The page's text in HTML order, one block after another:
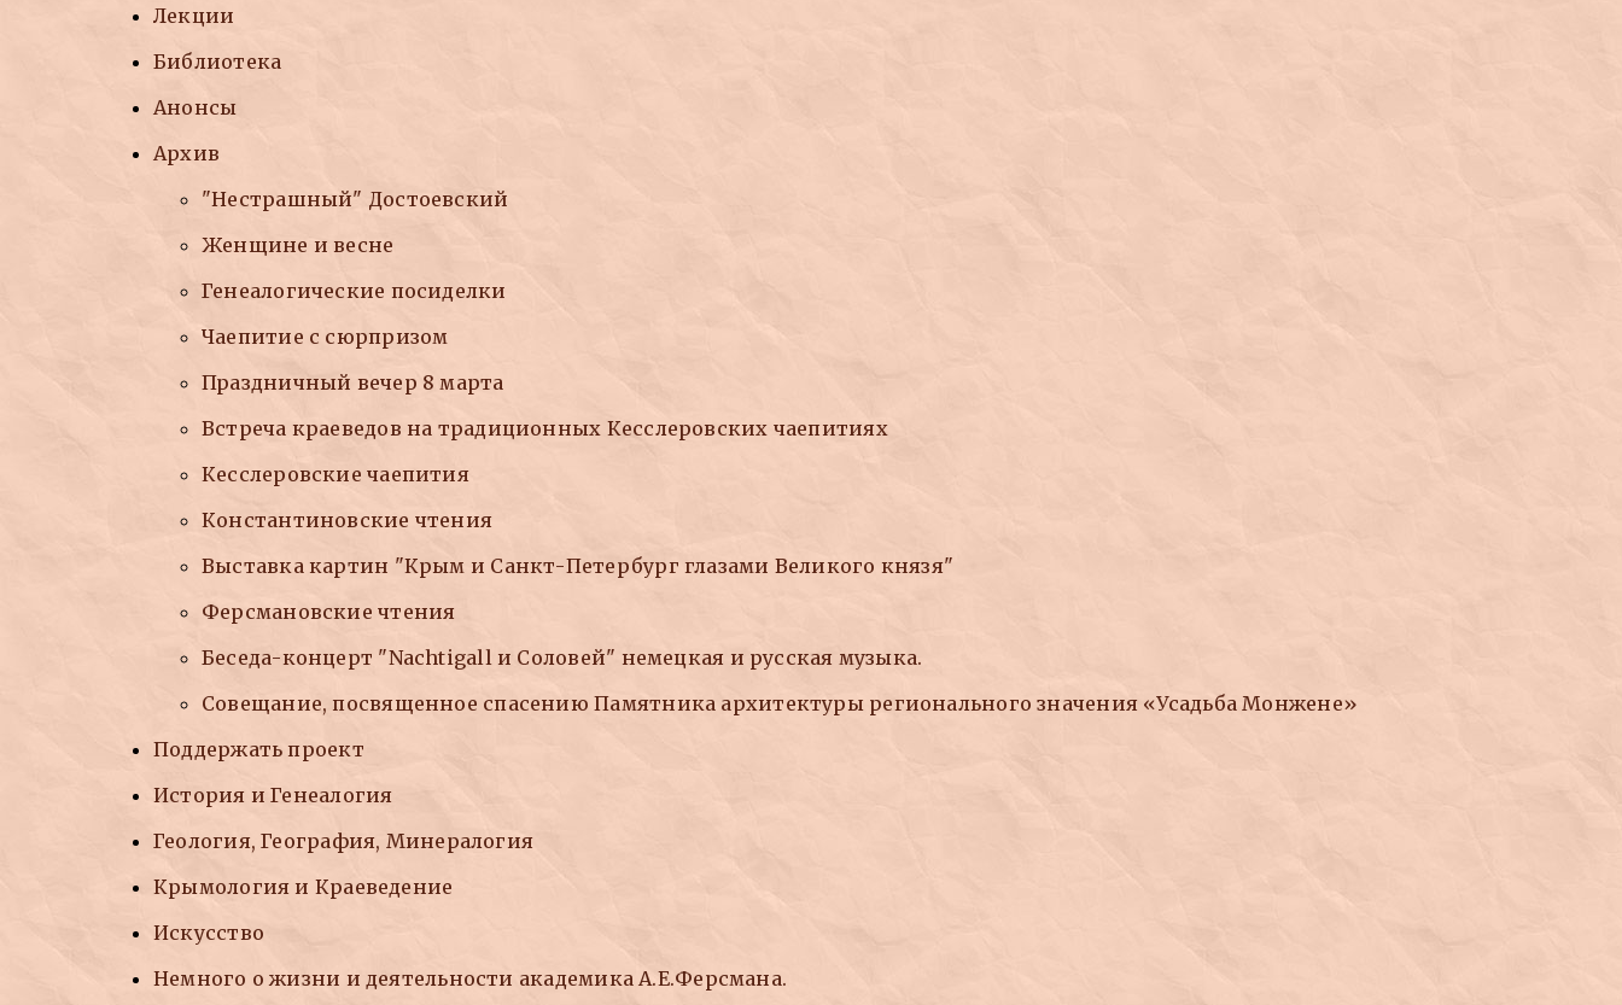
Лекции
Библиотека
Анонсы
Архив
"Нестрашный" Достоевский
Женщине и весне
Генеалогические посиделки
Чаепитие с сюрпризом
Праздничный вечер 8 марта
Встреча краеведов на традиционных Кесслеровских чаепитиях
Кесслеровские чаепития
Константиновские чтения
Выставка картин "Крым и Санкт-Петербург глазами Великого князя"
Ферсмановские чтения
Беседа-концерт "Nachtigall и Соловей" немецкая и русская музыка.
Совещание, посвященное спасению Памятника архитектуры регионального значения «Усадьба Монжене»
Поддержать проект
История и Генеалогия
Геология, География, Минералогия
Крымология и Краеведение
Искусство
Немного о жизни и деятельности академика А.Е.Ферсмана.